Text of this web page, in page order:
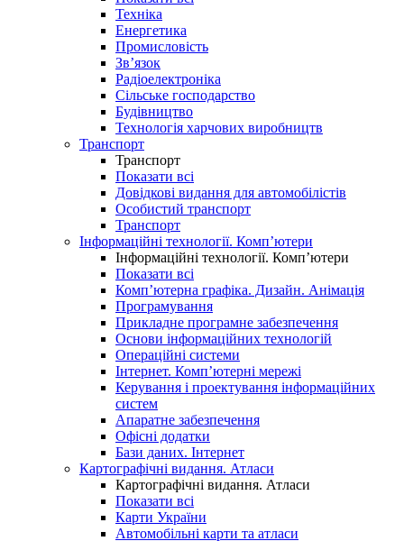
Техніка
Енергетика
Промисловість
Зв’язок
Радіоелектроніка
Сільське господарство
Будівництво
Технологія харчових виробництв
Транспорт
Транспорт
Показати всі
Довідкові видання для автомобілістів
Особистий транспорт
Транспорт
Інформаційні технології. Комп’ютери
Інформаційні технології. Комп’ютери
Показати всі
Комп’ютерна графіка. Дизайн. Анімація
Програмування
Прикладне програмне забезпечення
Основи інформаційних технологій
Операційні системи
Інтернет. Комп’ютерні мережі
Керування і проектування інформаційних
систем
Апаратне забезпечення
Офісні додатки
Бази даних. Інтернет
Картографічні видання. Атласи
Картографічні видання. Атласи
Показати всі
Карти України
Автомобільні карти та атласи